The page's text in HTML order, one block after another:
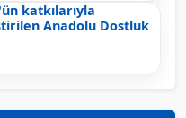
katkılarıyla
Anadolu Dostluk